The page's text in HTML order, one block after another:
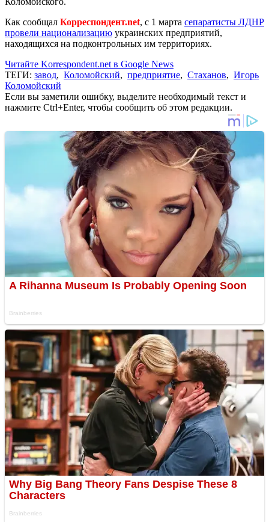
Как сообщал Корреспондент.net, c 1 марта сепаратисты ЛДНР
провели национализацию украинских предприятий,
находящихся на подконтрольных им территориях.
Читайте Korrespondent.net в Google News
ТЕГИ: завод, Коломойский, предприятие, Стаханов, Игорь
Коломойский
Если вы заметили ошибку, выделите необходимый текст и
нажмите Ctrl+Enter, чтобы сообщить об этом редакции.